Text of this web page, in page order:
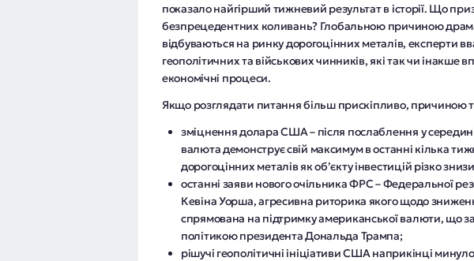
показало найгірший тижневий результат в історії. Що
безпрецедентних коливань? Глобальною причиною
відбуваються на ринку дорогоцінних металів, експерти
геополітичних та військових чинників, які так чи інакше
економічні процеси.
Якщо розглядати питання більш прискіпливо, причиною
зміцнення долара США – після послаблення у
валюта демонструє свій максимум в останні кілька
дорогоцінних металів як об’єкту інвестицій різко
останні заяви нового очільника ФРС – Федеральної
Кевіна Уорша, агресивна риторика якого щодо
спрямована на підтримку американської валюти, що
політикою президента Дональда Трампа;
рішучі геополітичні ініціативи США наприкінці